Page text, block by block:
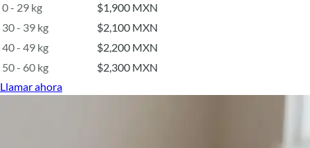
0 - 29 kg
$1,900 MXN
30 - 39 kg
$2,100 MXN
40 - 49 kg
$2,200 MXN
50 - 60 kg
$2,300 MXN
Llamar ahora